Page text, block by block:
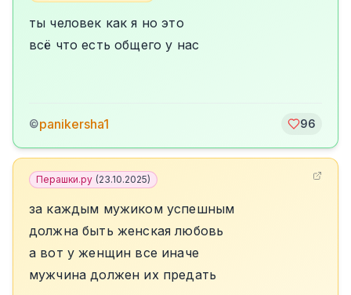
ты человек как я но это
всё что есть общего у нас
©panikersha1 96
Перашки.ру (23.10.2025)
за каждым мужиком успешным
должна быть женская любовь
а вот у женщин все иначе
мужчина должен их предать